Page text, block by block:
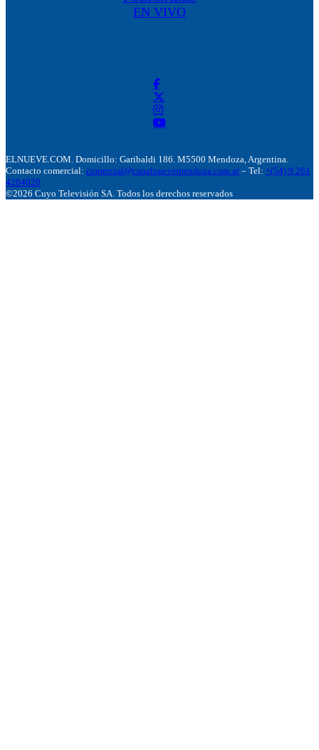
EN VIVO
ELNUEVE.COM. Domicillo: Garibaldi 186. M5500 Mendoza, Argentina.
Contacto comercial: comercial@canalnuevemendoza.com.ar – Tel: +(54) 9 261
4204020
©2026 Cuyo Televisión SA. Todos los derechos reservados